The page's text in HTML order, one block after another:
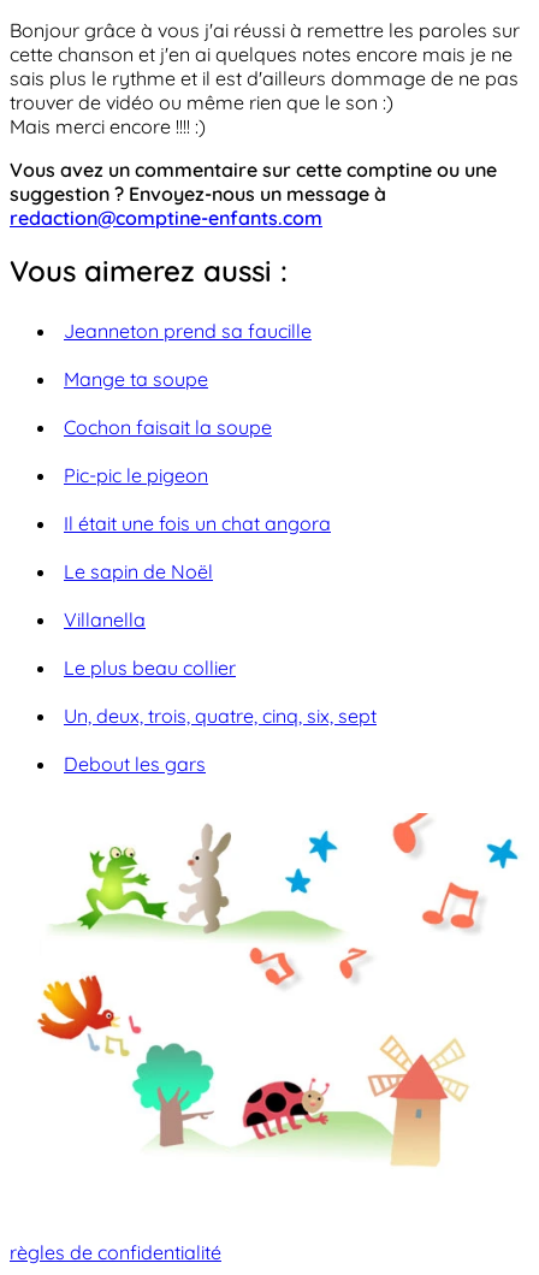
Bonjour grâce à vous j'ai réussi à remettre les paroles sur
cette chanson et j'en ai quelques notes encore mais je ne
sais plus le rythme et il est d'ailleurs dommage de ne pas
trouver de vidéo ou même rien que le son :)
Mais merci encore !!!! :)
Vous avez un commentaire sur cette comptine ou une
suggestion ? Envoyez-nous un message à
redaction@comptine-enfants.com
Vous aimerez aussi :
Jeanneton prend sa faucille
Mange ta soupe
Cochon faisait la soupe
Pic-pic le pigeon
Il était une fois un chat angora
Le sapin de Noël
Villanella
Le plus beau collier
Un, deux, trois, quatre, cinq, six, sept
Debout les gars
règles de confidentialité